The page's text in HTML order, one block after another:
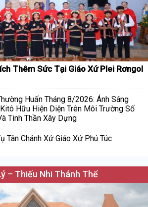
Thêm Sức Tại Giáo Xứ Plei Rơngol
Huấn Tháng 8/2026: Ánh Sáng
Hữu Hiện Diện Trên Môi Trường Số
Tinh Thần Xây Dựng
Tân Chánh Xứ Giáo Xứ Phú Túc
– Thiếu Nhi Thánh Thể